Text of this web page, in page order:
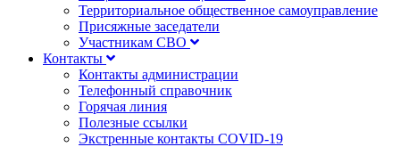
Территориальное общественное самоуправление
Присяжные заседатели
Участникам СВО
Контакты
Контакты администрации
Телефонный справочник
Горячая линия
Полезные ссылки
Экстренные контакты COVID-19